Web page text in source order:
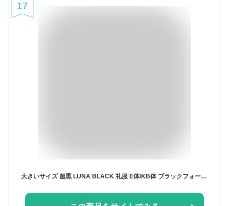
17
大きいサイズ 超黒 LUNA BLACK 礼服 E体/KB体 ブラックフォーマル スーツ メンズ 2つボタン ウエストアジャスター付 冠婚葬祭 結婚式 略礼服 喪服 葬式 濃染加工 ブラック 濃い黒 極 漆黒 オールシーズン 春夏秋冬 当日出荷 即日発送 翌日到着 テーラバック付属